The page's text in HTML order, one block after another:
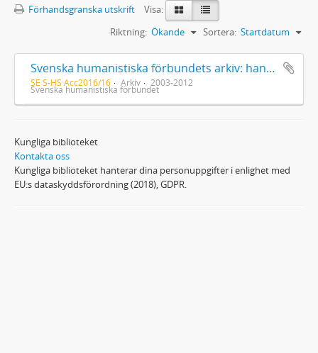
Förhandsgranska utskrift
Visa:
Sortera: Startdatum
Riktning: Ökande
Svenska humanistiska förbundets arkiv: handlingar 2003-2012
SE S-HS Acc2016/16 Arkiv 2003-2012
Svenska humanistiska förbundet
Kungliga biblioteket
Kontakta oss
Kungliga biblioteket hanterar dina personuppgifter i enlighet med
EU:s dataskyddsförordning (2018), GDPR.